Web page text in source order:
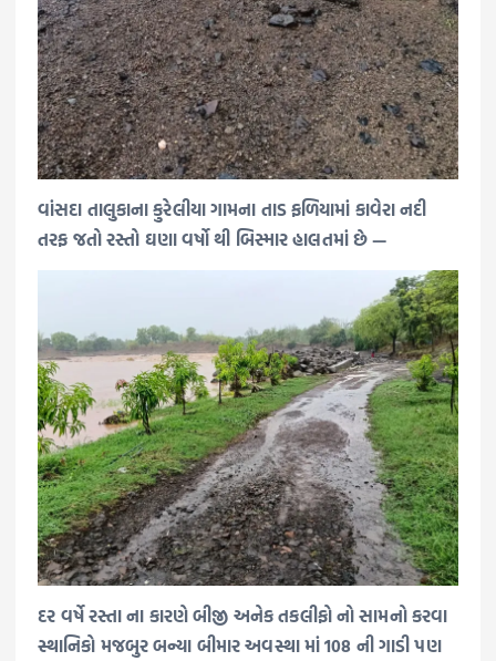
વાંસદા તાલુકાના કુરેલીયા ગામના તાડ ફળિયામાં કાવેરા નદી
તરફ જતો રસ્તો ઘણા વર્ષો થી બિસ્માર હાલતમાં છે —
દર વર્ષે રસ્તા ના કારણે બીજી અનેક તકલીફો નો સામનો કરવા
સ્થાનિકો મજબુર બન્યા બીમાર અવસ્થા માં 108 ની ગાડી પણ